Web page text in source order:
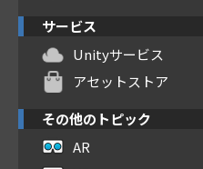
サービス
Unityサービス
アセットストア
その他のトピック
AR